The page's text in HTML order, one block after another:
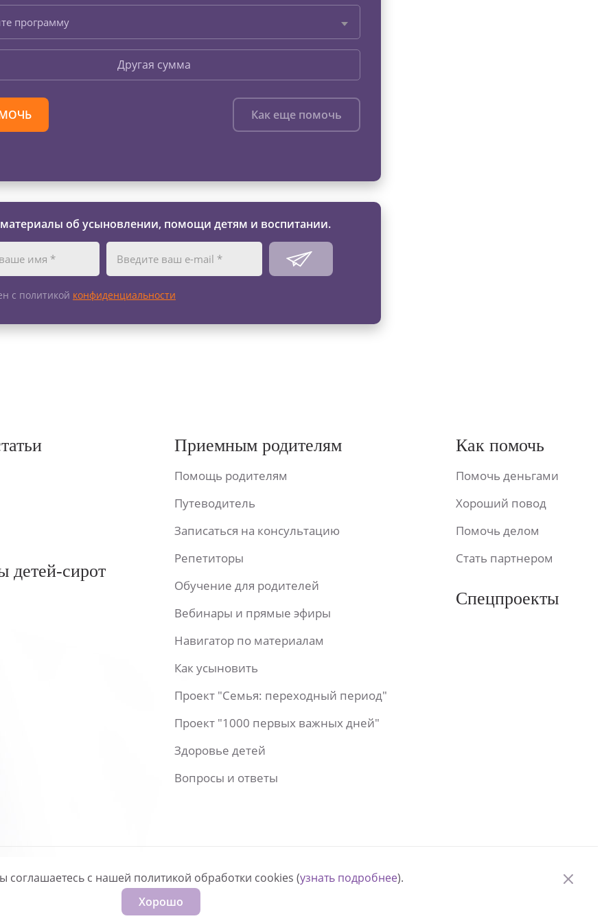
программу
Другая сумма
Как еще помочь
об усыновлении, помощи детям и воспитании.
с политикой конфиденциальности
детей-сирот
Приемным родителям
Помощь родителям
Путеводитель
Записаться на консультацию
Репетиторы
Обучение для родителей
Вебинары и прямые эфиры
Навигатор по материалам
Как усыновить
Проект "Семья: переходный период"
Проект "1000 первых важных дней"
Здоровье детей
Вопросы и ответы
Как помочь
Помочь деньгами
Хороший повод
Помочь делом
Стать партнером
Спецпроекты
соглашаетесь с нашей политикой обработки cookies (узнать подробнее).
Хорошо